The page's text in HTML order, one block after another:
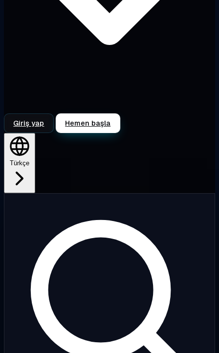
Giriş yap Hemen başla
Türkçe